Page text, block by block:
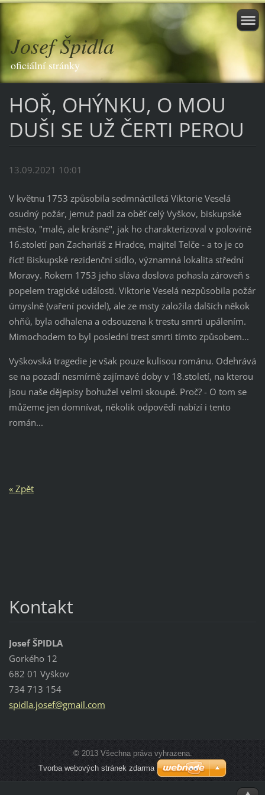
Josef Špidla
oficiální stránky
HOŘ, OHÝNKU, O MOU
DUŠI SE UŽ ČERTI PEROU
13.09.2021 10:01
V květnu 1753 způsobila sedmnáctiletá Viktorie Veselá
osudný požár, jemuž padl za oběť celý Vyškov, biskupské
město, "malé, ale krásné", jak ho charakterizoval v polovině
16.století pan Zachariáš z Hradce, majitel Telče - a to je co
říct! Biskupské rezidenční sídlo, významná lokalita střední
Moravy. Rokem 1753 jeho sláva doslova pohasla zároveň s
popelem tragické události. Viktorie Veselá nezpůsobila požár
úmyslně (vaření povidel), ale ze msty založila dalších někok
ohňů, byla odhalena a odsouzena k trestu smrti upálením.
Mimochodem to byl poslední trest smrti tímto způsobem...
Vyškovská tragedie je však pouze kulisou románu. Odehrává
se na pozadí nesmírně zajímavé doby v 18.století, na kterou
jsou naše dějepisy bohužel velmi skoupé. Proč? - O tom se
můžeme jen domnívat, několik odpovědí nabízí i tento
román...
« Zpět
Kontakt
Josef ŠPIDLA
Gorkého 12
682 01 Vyškov
734 713 154
spidla.josef@gmail.com
© 2013 Všechna práva vyhrazena.
Tvorba webových stránek zdarma